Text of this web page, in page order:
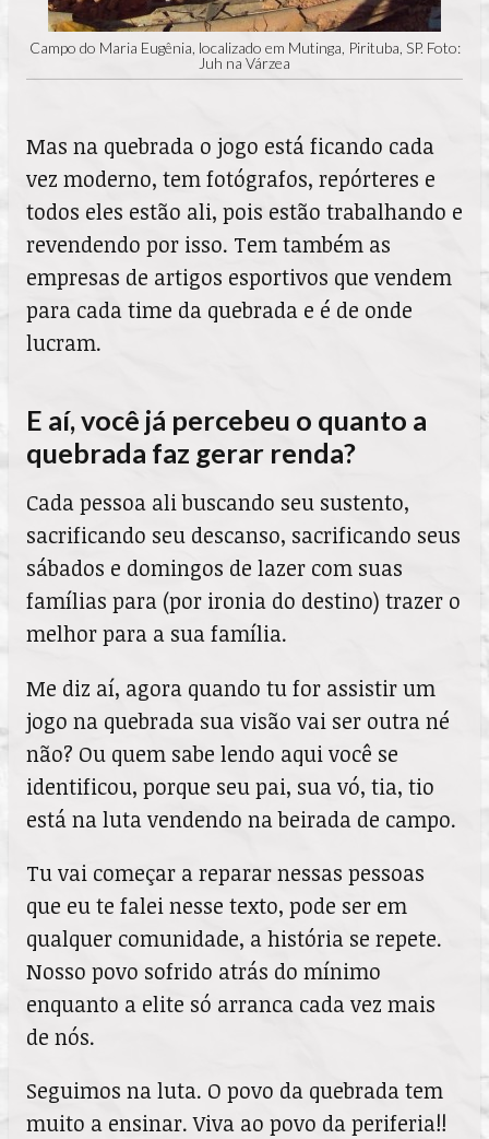
Campo do Maria Eugênia, localizado em Mutinga, Pirituba, SP. Foto:
Juh na Várzea
Mas na quebrada o jogo está ficando cada
vez moderno, tem fotógrafos, repórteres e
todos eles estão ali, pois estão trabalhando e
revendendo por isso. Tem também as
empresas de artigos esportivos que vendem
para cada time da quebrada e é de onde
lucram.
E aí, você já percebeu o quanto a
quebrada faz gerar renda?
Cada pessoa ali buscando seu sustento,
sacrificando seu descanso, sacrificando seus
sábados e domingos de lazer com suas
famílias para (por ironia do destino) trazer o
melhor para a sua família.
Me diz aí, agora quando tu for assistir um
jogo na quebrada sua visão vai ser outra né
não? Ou quem sabe lendo aqui você se
identificou, porque seu pai, sua vó, tia, tio
está na luta vendendo na beirada de campo.
Tu vai começar a reparar nessas pessoas
que eu te falei nesse texto, pode ser em
qualquer comunidade, a história se repete.
Nosso povo sofrido atrás do mínimo
enquanto a elite só arranca cada vez mais
de nós.
Seguimos na luta. O povo da quebrada tem
muito a ensinar. Viva ao povo da periferia!!